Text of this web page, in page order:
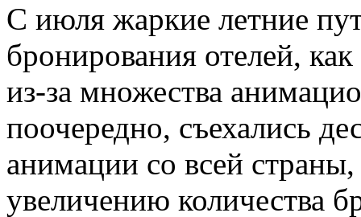
С июля жаркие летние
бронирования отелей,
из-за множества
поочередно, съехались
анимации со всей
увеличению количества